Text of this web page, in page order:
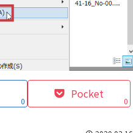
0 Pocket 0